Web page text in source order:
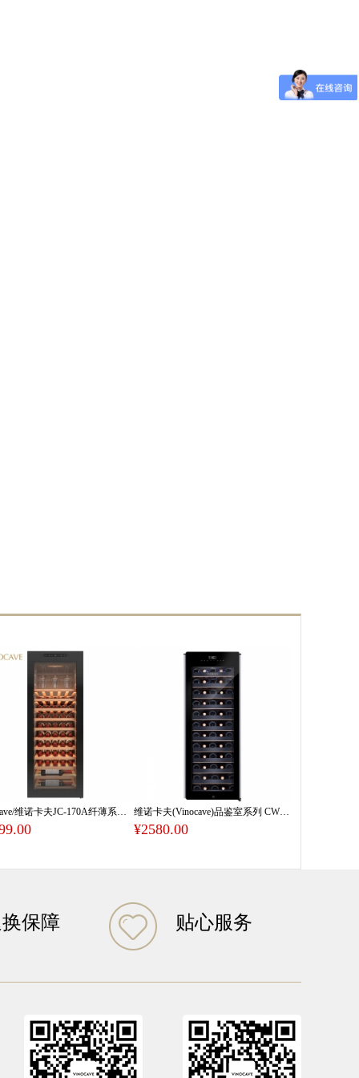
Vinocave/维诺卡夫JC-170A纤薄系列红酒柜恒温酒柜 维诺卡夫(Vinocave)品鉴室系列 CWC-85A压缩机恒温酒柜| 全新工艺| 官方正品
¥2580.00
保障 贴心服务